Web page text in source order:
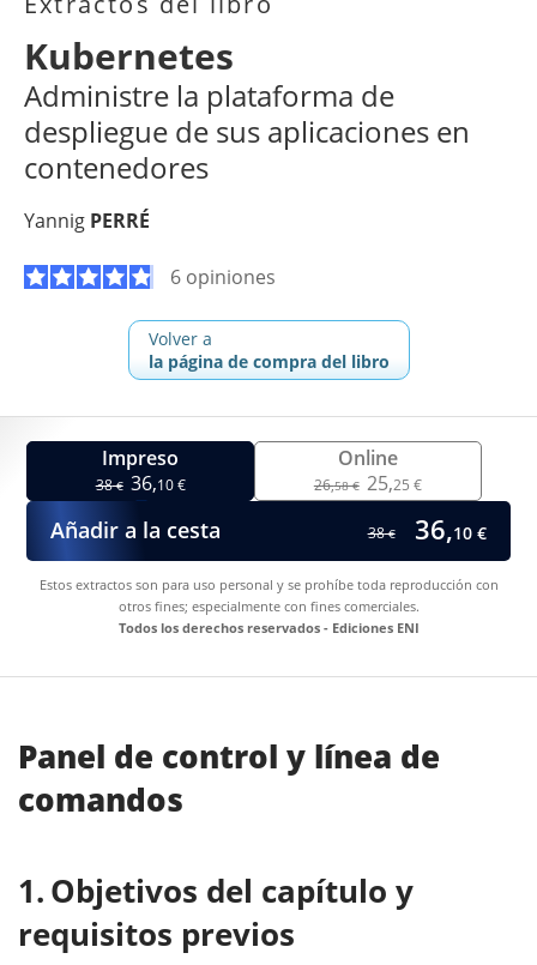
Kubernetes
Administre la plataforma de
despliegue de sus aplicaciones en
contenedores
Yannig PERRÉ
6 opiniones
Volver a
la página de compra del libro
Impreso
38€ 36,10 €
Online
26,58 € 25,25 €
Añadir a la cesta 38€ 36,10 €
Estos extractos son para uso personal y se prohíbe toda reproducción con
otros fines; especialmente con fines comerciales.
Todos los derechos reservados - Ediciones ENI
Panel de control y línea de
comandos
Objetivos del capítulo y
requisitos previos